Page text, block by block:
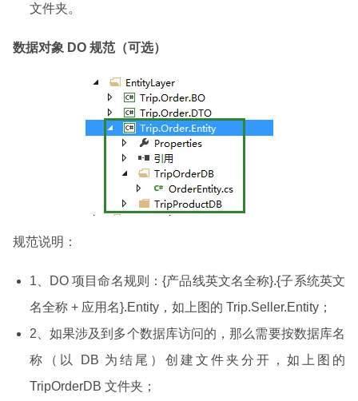
文件夹。
数据对象 DO 规范（可选）
规范说明：
1、DO 项目命名规则：{产品线英文名全称}.{子系统英文
名全称 + 应用名}.Entity，如上图的 Trip.Seller.Entity；
2、如果涉及到多个数据库访问的，那么需要按数据库名
称（以 DB 为结尾）创建文件夹分开，如上图的
TripOrderDB 文件夹；